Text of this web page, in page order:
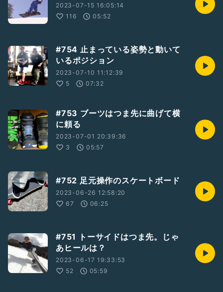
2023-07-15 16:05:14
116
05:52
#754 止まっている姿勢と動いて
いるポジション
2023-07-10 11:12:39
5
07:32
#753 ブーツはつま先に曲げて横
に頼る
2023-07-01 20:39:36
3
05:57
#752 足元操作のスケートボード
2023-06-26 12:58:20
67
06:25
#751 トーサイドはつま先。じゃ
あヒールは？
2023-06-17 19:33:53
52
05:59